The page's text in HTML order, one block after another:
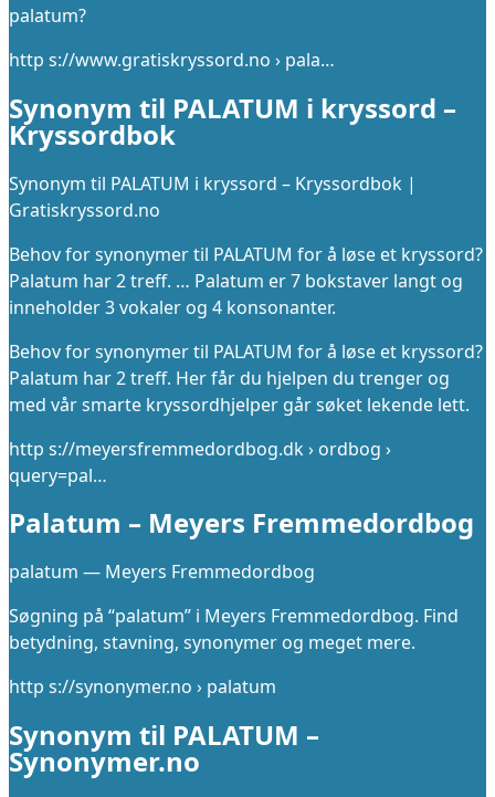
palatum?
http s://www.gratiskryssord.no › pala…
Synonym til PALATUM i kryssord –
Kryssordbok
Synonym til PALATUM i kryssord – Kryssordbok |
Gratiskryssord.no
Behov for synonymer til PALATUM for å løse et kryssord?
Palatum har 2 treff. … Palatum er 7 bokstaver langt og
inneholder 3 vokaler og 4 konsonanter.
Behov for synonymer til PALATUM for å løse et kryssord?
Palatum har 2 treff. Her får du hjelpen du trenger og
med vår smarte kryssordhjelper går søket lekende lett.
http s://meyersfremmedordbog.dk › ordbog ›
query=pal…
Palatum – Meyers Fremmedordbog
palatum — Meyers Fremmedordbog
Søgning på “palatum” i Meyers Fremmedordbog. Find
betydning, stavning, synonymer og meget mere.
http s://synonymer.no › palatum
Synonym til PALATUM –
Synonymer.no